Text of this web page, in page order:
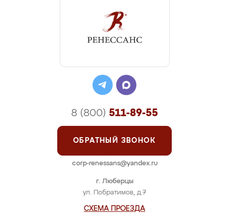
г. Люберцы
ул. Побратимов, д.7
СХЕМА ПРОЕЗДА
8 (800) 511-89-55
ОБРАТНЫЙ ЗВОНОК
corp-renessans@yandex.ru